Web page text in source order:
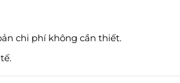
chi phí không cần thiết.